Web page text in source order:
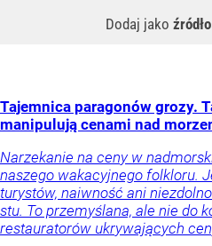
Dodaj jako
Tajemnica paragonów grozy.
manipulują cenami nad
Narzekanie na ceny w
naszego wakacyjnego folkloru.
turystów, naiwność ani
stu. To przemyślana, ale nie do
restauratorów ukrywających